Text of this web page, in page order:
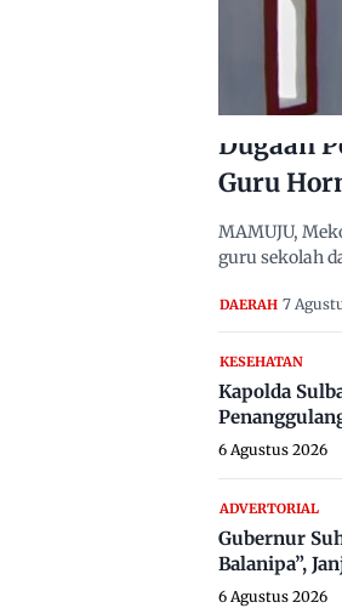
Dugaan
Guru
MAMUJU,
guru sekolah
DAERAH 7
KESEHATAN
Kapolda
6 Agustus 2026
ADVERTORIAL
Gubernur
Balanipa”,
6 Agustus 2026